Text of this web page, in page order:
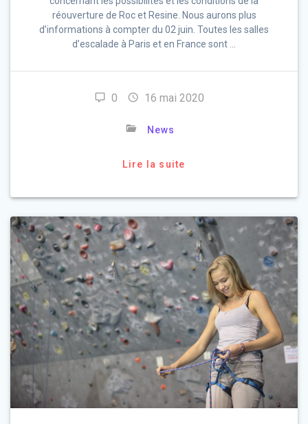
réouverture de Roc et Resine. Nous aurons plus
d’informations à compter du 02 juin. Toutes les salles
d’escalade à Paris et en France sont …
0 16 mai 2020
News
Lire la suite